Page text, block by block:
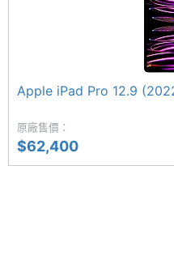
Apple iPad Pro 13
Fi 1TB 內建 38.99 瓦特
有長達 10 小時的影片續
埠，支援 Thunderbolt
達 40Gb/s；可透過
2752x2064
主螢幕
度
1600 nits
主螢幕
OLED
Apple iPad Pro 12.9
原廠售價：
$62,400